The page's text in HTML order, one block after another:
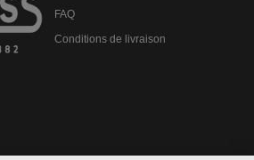
FAQ
Conditions de livraison